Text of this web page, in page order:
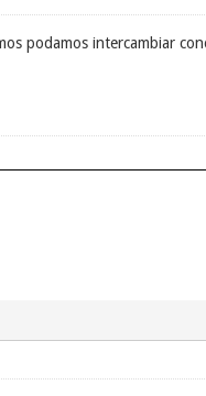
podamos intercambiar